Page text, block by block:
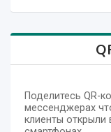
Поделитесь QR-
мессенджерах
клиенты